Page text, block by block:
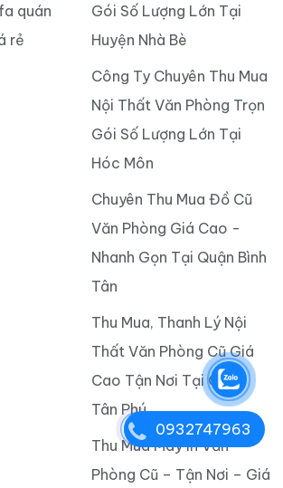
quán
rẻ
Gói Số Lượng Lớn Tại
Huyện Nhà Bè
Công Ty Chuyên Thu Mua
Nội Thất Văn Phòng Trọn
Gói Số Lượng Lớn Tại
Hóc Môn
Chuyên Thu Mua Đồ Cũ
Văn Phòng Giá Cao -
Nhanh Gọn Tại Quận Bình
Tân
Thu Mua, Thanh Lý Nội
Thất Văn Phòng Cũ Giá
Cao Tận Nơi Tại Quận
Tân Phú
Thu Mua Máy In Văn
Phòng Cũ – Tận Nơi – Giá
0932747963